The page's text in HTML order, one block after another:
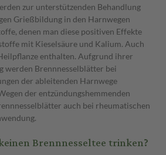
zur unterstützenden Behandlung
Grießbildung in den Harnwegen
denen man diese positiven Effekte
mit Kieselsäure und Kalium. Auch
enthalten. Aufgrund ihrer
werden Brennnesselblätter bei
der ableitenden Harnwege
der entzündungshemmenden
auch bei rheumatischen
Brennnesseltee trinken?